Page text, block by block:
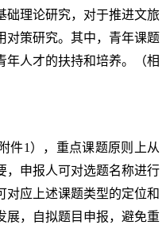
础理论研究，对于推进文旅
对策研究。其中，青年课题
人才的扶持和培养。
（相
件1），重点课题原则上从
，申报人可对选题名称进行
对应上述课题类型的定位和
展，自拟题目申报，避免重